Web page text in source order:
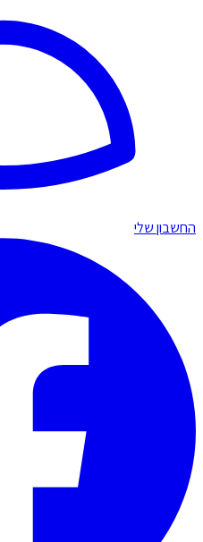
החשבון שלי